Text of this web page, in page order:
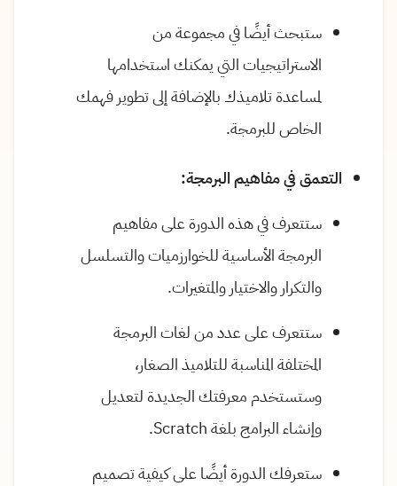
ستبحث أيضًا في مجموعة من
الاستراتيجيات التي يمكنك استخدامها
لمساعدة تلاميذك بالإضافة إلى تطوير فهمك
الخاص للبرمجة.
التعمق في مفاهيم البرمجة:
ستتعرف في هذه الدورة على مفاهيم
البرمجة الأساسية للخوارزميات والتسلسل
والتكرار والاختيار والمتغيرات.
ستتعرف على عدد من لغات البرمجة
المختلفة المناسبة للتلاميذ الصغار،
وستستخدم معرفتك الجديدة لتعديل
وإنشاء البرامج بلغة Scratch.
ستعرفك الدورة أيضًا على كيفية تصميم